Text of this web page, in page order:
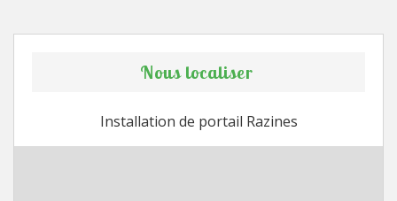
Nous localiser
Installation de portail Razines